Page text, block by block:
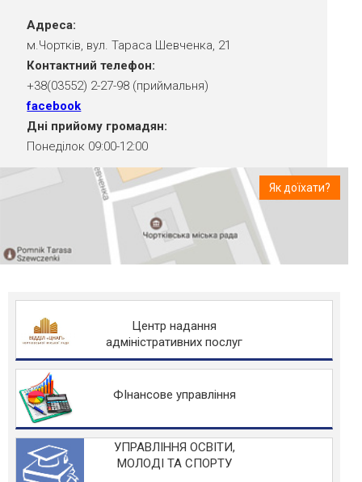
Адреса:
м.Чортків, вул. Тараса Шевченка, 21
Контактний телефон:
+38(03552) 2-27-98 (приймальня)
facebook
Дні прийому громадян:
Понеділок 09:00-12:00
Як доїхати?
Центр надання
адміністративних послуг
ФІнансове управління
УПРАВЛІННЯ ОСВІТИ,
МОЛОДІ ТА СПОРТУ